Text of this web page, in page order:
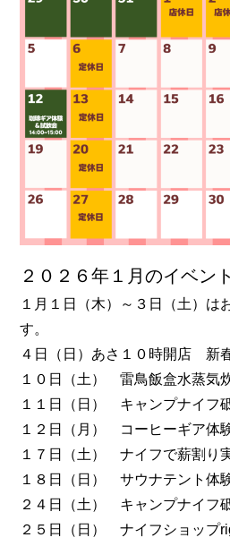
２０２６年１月のイベン
１月１日（木）～３日（土）は
す。
４日（日）あさ１０時開店 新
１０日（土） 雷鳥飯盒水蒸気
１１日（日） キャンプナイフ
１２日（月） コーヒーギア体
１７日（土） ナイフで薪割り
１８日（日） サウナテント体
２４日（土） キャンプナイフ
２５日（日） ナイフショップ